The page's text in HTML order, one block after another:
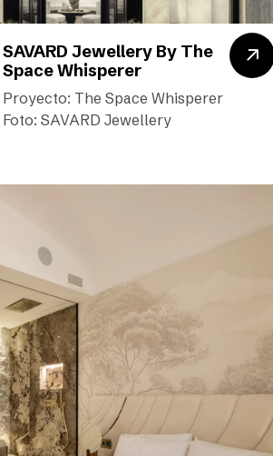
SAVARD Jewellery By The
Space Whisperer
Proyecto: The Space Whisperer
Foto: SAVARD Jewellery